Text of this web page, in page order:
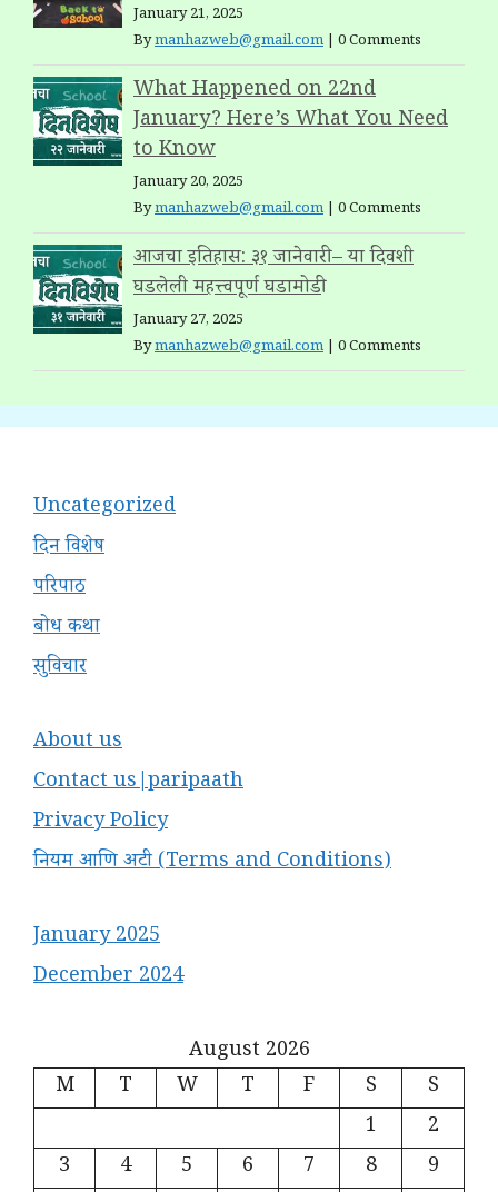
January 21, 2025
Bymanhazweb@gmail.com 0 Comments
What Happened on 22nd
January? Here’s What You Need
to Know
January 20, 2025
Bymanhazweb@gmail.com 0 Comments
आजचा इतिहास: ३१ जानेवारी – या दिवशी
घडलेली महत्त्वपूर्ण घडामोडी
January 27, 2025
Bymanhazweb@gmail.com 0 Comments
Uncategorized
दिन विशेष
परिपाठ
बोध कथा
सुविचार
About us
Contact us|paripaath
Privacy Policy
नियम आणि अटी (Terms and Conditions)
January 2025
December 2024
August 2026
M
T W T F S
S
1
2
3
4 5 6 7 8
9